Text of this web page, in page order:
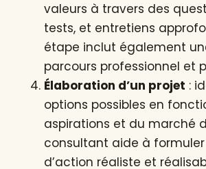
valeurs à travers des
tests, et entretiens
étape inclut également
parcours professionnel et
Élaboration d’un projet :
options possibles en
aspirations et du marché
consultant aide à
d’action réaliste et